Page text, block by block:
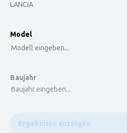
LANCIA
option , selected.
Model
Modell eingeben...
Baujahr
Baujahr eingeben...
Ergebnisse anzeigen